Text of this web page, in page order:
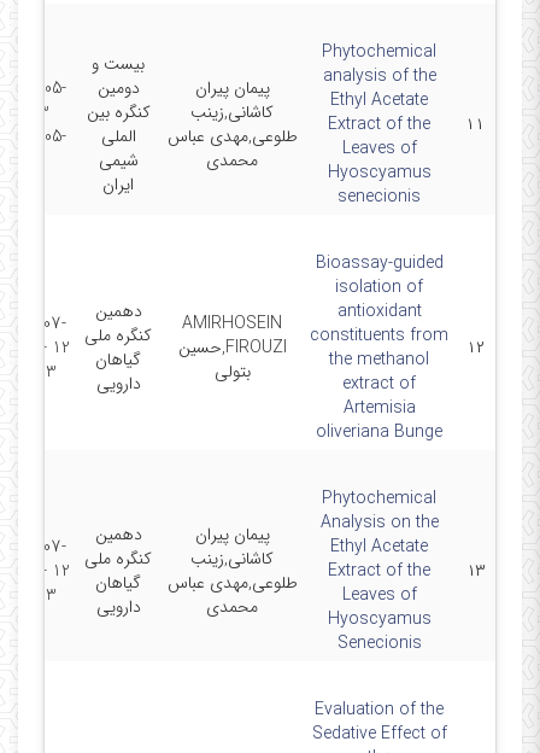
۱۱
Phytochemical
analysis of the
Ethyl Acetate
Extract of the
Leaves of
Hyoscyamus
senecionis
پیمان پیران
کاشانی,زینب
طلوعی,مهدی عباس
محمدی
بیست و
دومین
کنگره بین
الملی
شیمی
ایران
2024-05-
2024-05-
۱۲
Bioassay-guided
isolation of
antioxidant
constituents from
the methanol
extract of
Artemisia
oliveriana Bunge
AMIRHOSEIN
FIROUZI,حسین
بتولی
دهمین
کنگره ملی
گیاهان
دارویی
2023-07-
07-13
۱۳
Phytochemical
Analysis on the
Ethyl Acetate
Extract of the
Leaves of
Hyoscyamus
Senecionis
پیمان پیران
کاشانی,زینب
طلوعی,مهدی عباس
محمدی
دهمین
کنگره ملی
گیاهان
دارویی
2023-07-
07-13
Evaluation of the
Sedative Effect of